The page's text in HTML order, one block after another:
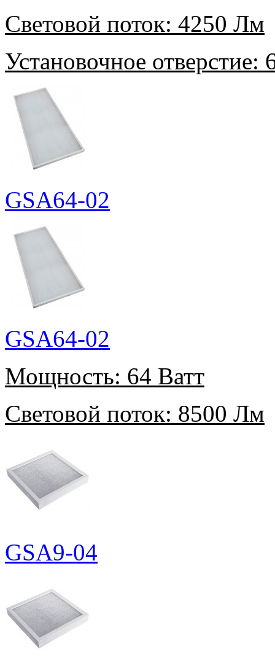
Световой поток: 4250 Лм
Установочное отверстие:
GSA64-02
GSA64-02
Мощность: 64 Ватт
Световой поток: 8500 Лм
GSA9-04